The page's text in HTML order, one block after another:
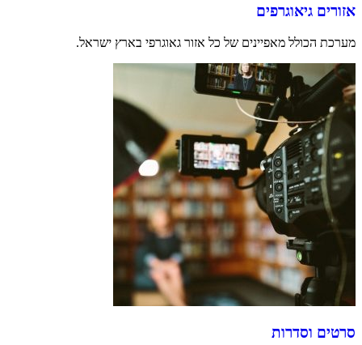
אזורים גיאוגרפים
מערכת הכולל מאפיינים של כל אזור גאוגרפי בארץ ישראל.
סרטים וסדרות